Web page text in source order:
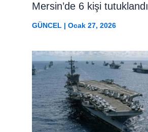
Mersin’de 6 kişi tutuklandı
GÜNCEL| Ocak 27, 2026